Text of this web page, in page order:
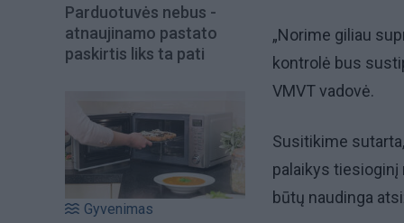
Parduotuvės nebus -
atnaujinamo pastato
paskirtis liks ta pati
Gyvenimas
„Norime giliau
kontrolė bus
VMVT vadovė.
Susitikime
palaikys
būtų naudinga